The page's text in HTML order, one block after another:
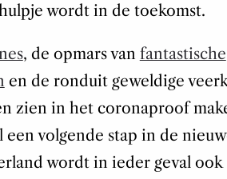
wordt in de toekomst.
, de opmars van fantastische
en de ronduit geweldige
zien in het coronaproof
een volgende stap in de
wordt in ieder geval ook